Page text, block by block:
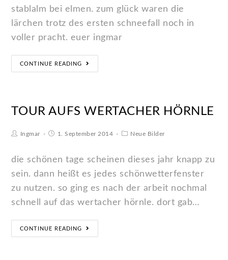
stablalm bei elmen. zum glück waren die
lärchen trotz des ersten schneefall noch in
voller pracht. euer ingmar
CONTINUE READING
TOUR AUFS WERTACHER HÖRNLE
Ingmar 1. September 2014 Neue Bilder
die schönen tage scheinen dieses jahr knapp zu
sein. dann heißt es jedes schönwetterfenster
zu nutzen. so ging es nach der arbeit nochmal
schnell auf das wertacher hörnle. dort gab…
CONTINUE READING